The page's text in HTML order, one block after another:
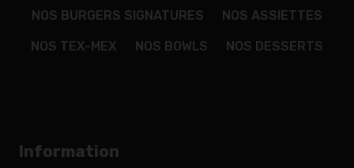
NOS BURGERS SIGNATURES NOS ASSIETTES
NOS TEX-MEX NOS BOWLS NOS DESSERTS
Information